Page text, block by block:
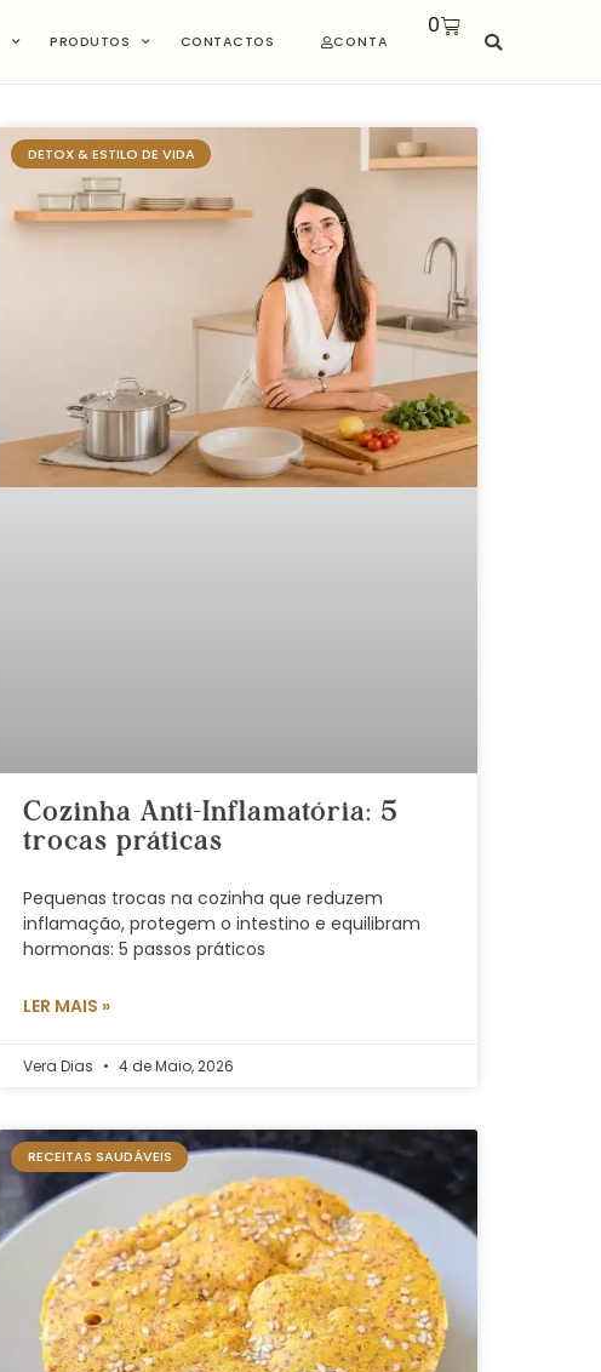
PRODUTOS CONTACTOS CONTA
0
DETOX & ESTILO DE VIDA
Cozinha Anti-Inflamatória: 5
trocas práticas
Pequenas trocas na cozinha que reduzem
inflamação, protegem o intestino e equilibram
hormonas: 5 passos práticos
LER MAIS »
Vera Dias 4 de Maio, 2026
RECEITAS SAUDÁVEIS